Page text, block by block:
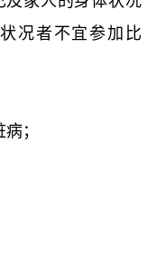
况者不宜参加比
；